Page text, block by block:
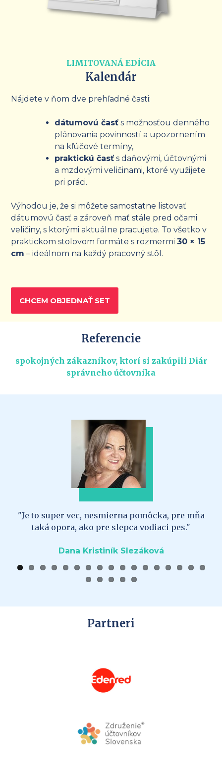
LIMITOVANÁ EDÍCIA
Kalendár
Nájdete v ňom dve prehľadné časti:
dátumovú časť s možnosťou denného
plánovania povinností a upozornením
na kľúčové termíny,
praktickú časť s daňovými, účtovnými
a mzdovými veličinami, ktoré využijete
pri práci.
Výhodou je, že si môžete samostatne listovať
dátumovú časť a zároveň mať stále pred očami
veličiny, s ktorými aktuálne pracujete. To všetko v
praktickom stolovom formáte s rozmermi30 × 15
cm – ideálnom na každý pracovný stôl.
CHCEM OBJEDNAŤ SET
Referencie
spokojných zákazníkov, ktorí si zakúpili Diár
správneho účtovníka
"Absolútne najlepší diár a aj najužitočnejší aký
som kedy mala. Martin, dúfam, že bude aj na ďalší
Henrieta Blahová
Partneri